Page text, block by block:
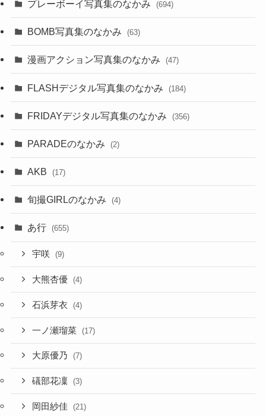
プレーボーイ写真集のなかみ (694)
BOMB写真集のなかみ (63)
漫画アクション写真集のなかみ (47)
FLASHデジタル写真集のなかみ (184)
FRIDAYデジタル写真集のなかみ (356)
PARADEのなかみ (2)
AKB (17)
旬撮GIRLのなかみ (4)
あ行 (655)
宇咲 (9)
大熊杏優 (4)
石浜芽衣 (4)
一ノ瀬瑠菜 (17)
大原優乃 (7)
礒部花凜 (3)
岡田紗佳 (21)